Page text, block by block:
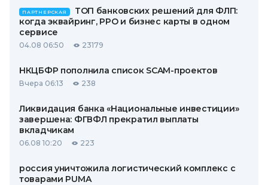
ПАРТНЕРСКАЯ
ТОП банковских решений для ФЛП:
когда эквайринг, РРО и бизнес карты в одном
сервисе
04.08 06:50 23179
НКЦБФР пополнила список SCAM-проектов
Вчера 06:13 238
Ликвидация банка «Национальные инвестиции»
завершена: ФГВФЛ прекратил выплаты
вкладчикам
06.08 10:20 223
россия уничтожила логистический комплекс с
товарами PUMA